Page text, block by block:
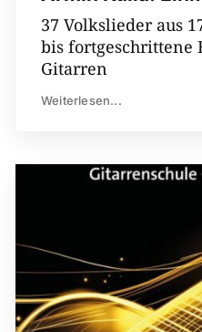
37 Volkslieder aus
bis fortgeschrittene
Gitarren
Weiterlesen...